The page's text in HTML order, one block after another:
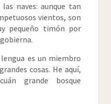
naves: aunque tan
vientos, son
pequeño timón por
es un miembro
cosas. He aquí,
grande bosque